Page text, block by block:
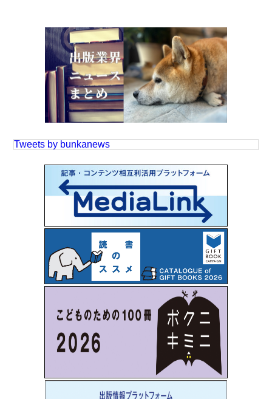
Tweets by bunkanews